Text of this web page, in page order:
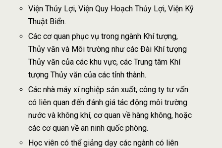
Viện Thủy Lợi, Viện Quy Hoạch Thủy Lợi, Viện Kỹ
Thuật Biển.
Các cơ quan phục vụ trong ngành Khí tượng,
Thủy văn và Môi trường như các Đài Khí tượng
Thủy văn của các khu vực, các Trung tâm Khí
tượng Thủy văn của các tỉnh thành.
Các nhà máy xí nghiệp sản xuất, công ty tư vấn
có liên quan đến đánh giá tác động môi trường
nước và không khí, cơ quan về hàng không, hoặc
các cơ quan về an ninh quốc phòng.
Học viên có thể giảng dạy các ngành có liên